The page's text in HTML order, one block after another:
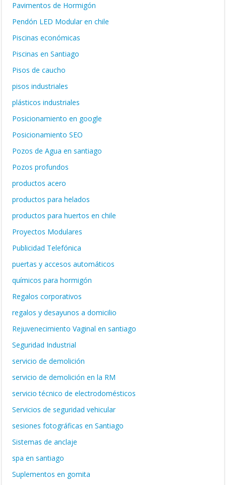
Pavimentos de Hormigón
Pendón LED Modular en chile
Piscinas económicas
Piscinas en Santiago
Pisos de caucho
pisos industriales
plásticos industriales
Posicionamiento en google
Posicionamiento SEO
Pozos de Agua en santiago
Pozos profundos
productos acero
productos para helados
productos para huertos en chile
Proyectos Modulares
Publicidad Telefónica
puertas y accesos automáticos
químicos para hormigón
Regalos corporativos
regalos y desayunos a domicilio
Rejuvenecimiento Vaginal en santiago
Seguridad Industrial
servicio de demolición
servicio de demolición en la RM
servicio técnico de electrodomésticos
Servicios de seguridad vehicular
sesiones fotográficas en Santiago
Sistemas de anclaje
spa en santiago
Suplementos en gomita